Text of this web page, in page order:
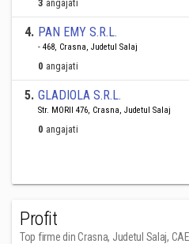
3 angajati
4. PAN EMY S.R.L.
- 468, Crasna, Judetul Salaj
0 angajati
5. GLADIOLA S.R.L.
Str. MORII 476, Crasna, Judetul Salaj
0 angajati
Profit
Top firme din Crasna, Judetul Salaj,